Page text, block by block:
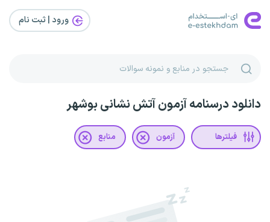
ورود | ثبت‌ نام
دانلود درسنامه آزمون آتش نشانی بوشهر
فیلترها آزمون منابع